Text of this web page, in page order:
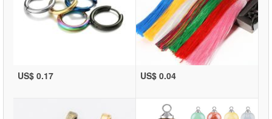
US$ 0.17 US$ 0.04